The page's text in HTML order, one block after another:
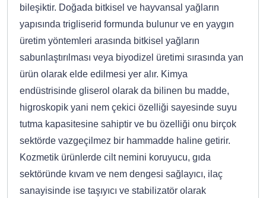
bileşiktir. Doğada bitkisel ve hayvansal yağların
yapısında trigliserid formunda bulunur ve en yaygın
üretim yöntemleri arasında bitkisel yağların
sabunlaştırılması veya biyodizel üretimi sırasında yan
ürün olarak elde edilmesi yer alır. Kimya
endüstrisinde gliserol olarak da bilinen bu madde,
higroskopik yani nem çekici özelliği sayesinde suyu
tutma kapasitesine sahiptir ve bu özelliği onu birçok
sektörde vazgeçilmez bir hammadde haline getirir.
Kozmetik ürünlerde cilt nemini koruyucu, gıda
sektöründe kıvam ve nem dengesi sağlayıcı, ilaç
sanayisinde ise taşıyıcı ve stabilizatör olarak